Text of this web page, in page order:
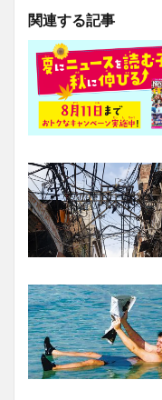
関連する記事